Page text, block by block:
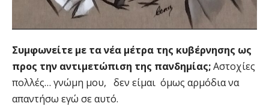
Συμφωνείτε με τα νέα μέτρα της κυβέρνησης ως
προς την αντιμετώπιση της πανδημίας;Αστοχίες
πολλές… γνώμη μου, δεν είμαι όμως αρμόδια να
απαντήσω εγώ σε αυτό.